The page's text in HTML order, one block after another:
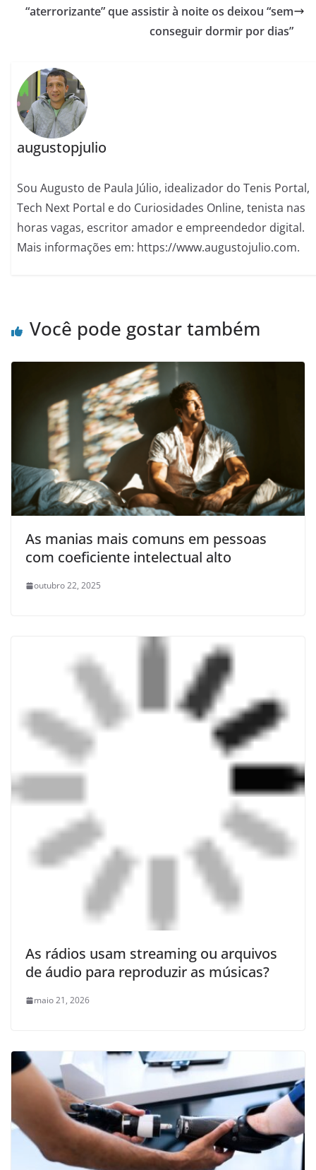
“aterrorizante” que assistir à noite os deixou “sem
conseguir dormir por dias”
augustopjulio
Sou Augusto de Paula Júlio, idealizador do Tenis Portal,
Tech Next Portal e do Curiosidades Online, tenista nas
horas vagas, escritor amador e empreendedor digital.
Mais informações em: https://www.augustojulio.com.
Você pode gostar também
As manias mais comuns em pessoas
com coeficiente intelectual alto
outubro 22, 2025
As rádios usam streaming ou arquivos
de áudio para reproduzir as músicas?
maio 21, 2026